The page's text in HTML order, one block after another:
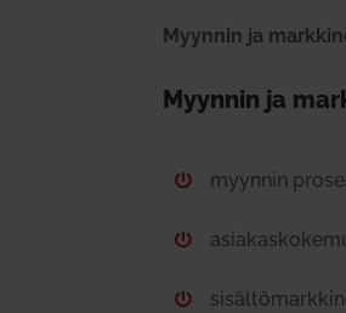
Myynnin ja
Myynnin ja
 myynnin

